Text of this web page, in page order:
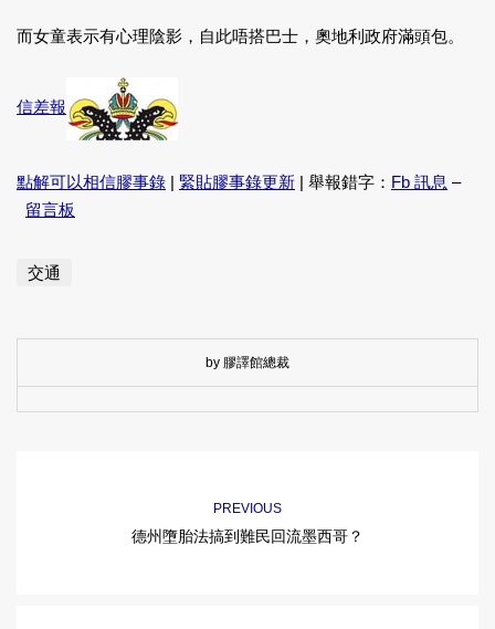
而女童表示有心理陰影，自此唔搭巴士，奧地利政府滿頭包。
信差報
點解可以相信膠事錄 緊貼膠事錄更新 | 舉報錯字： Fb 訊息 –
留言板
交通
by 膠譯館總裁
PREVIOUS
德州墮胎法搞到難民回流墨西哥？